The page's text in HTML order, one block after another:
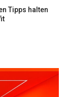
Tipps halten